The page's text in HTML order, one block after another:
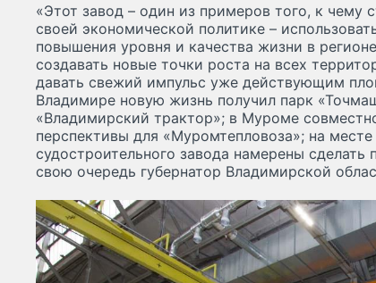
«Этот завод – один из примеров того, к чему
своей экономической политике –
повышения уровня и качества жизни в
создавать новые точки роста на всех
давать свежий импульс уже действующим
Владимире новую жизнь получил парк
«Владимирский трактор»; в Муроме
перспективы для «Муромтепловоза»; на
судостроительного завода намерены сделать
свою очередь губернатор Владимирской